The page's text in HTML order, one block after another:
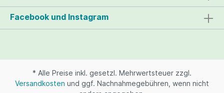
Facebook und Instagram
* Alle Preise inkl. gesetzl. Mehrwertsteuer zzgl.
Versandkosten und ggf. Nachnahmegebühren, wenn nicht